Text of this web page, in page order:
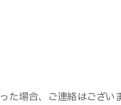
た場合、ご連絡はござい